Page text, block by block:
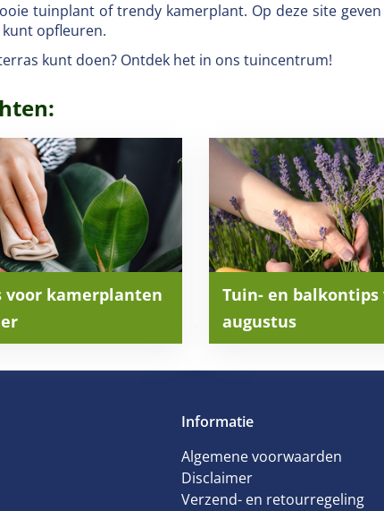
tuinplant of trendy kamerplant. Op deze site
opfleuren.
kunt doen? Ontdek het in ons tuincentrum!
voor kamerplanten
Tuin- en balkontips
augustus
Informatie
Algemene voorwaarden
Disclaimer
Verzend- en retourregeling